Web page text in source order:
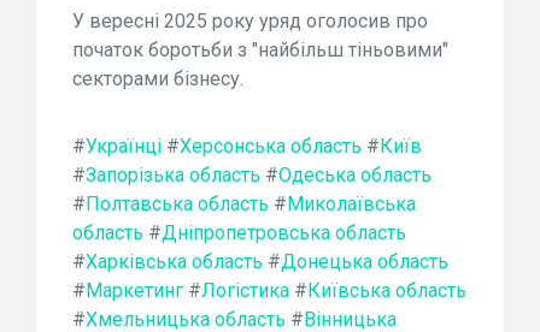
У вересні 2025 року уряд оголосив про
початок боротьби з "найбільш тіньовими"
секторами бізнесу.
#Українці #Херсонська область #Київ
#Запорізька область #Одеська область
#Полтавська область #Миколаївська
область #Дніпропетровська область
#Харківська область #Донецька область
#Маркетинг #Логістика #Київська область
#Хмельницька область #Вінницька